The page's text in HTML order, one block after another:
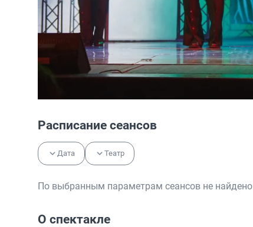
Расписание сеансов
Дата Театр
По выбранным параметрам сеансов не найдено
О спектакле